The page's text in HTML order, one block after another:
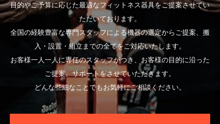
目的やご予算に応じた最適なフィットネス器具をご提案させてい
ただいております。
全国の経験豊富な専門スタッフによる機器の選定からご提案、搬
入・設置・組立までの全てをご対応いたします。
お客様一人一人に専任のスタッフがつき、お客様の目的に沿った
ご提案、サポートをさせていただきます。
どんな些細なことでもお気軽にご相談ください。